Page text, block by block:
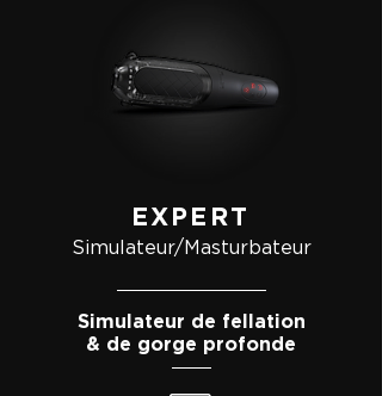
EXPERT
Simulateur/Masturbateur
Simulateur de fellation
& de gorge profonde